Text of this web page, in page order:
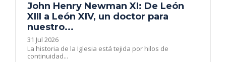
John Henry Newman XI: De León
XIII a León XIV, un doctor para
nuestro...
31 Jul 2026
La historia de la Iglesia está tejida por hilos de
continuidad...